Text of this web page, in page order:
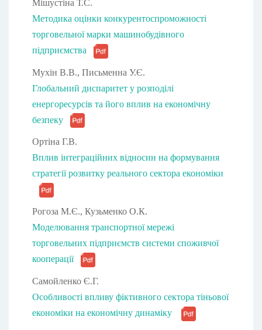
Мішустіна Т.С.
Методика оцінки конкурентоспроможності
торговельної марки машинобудівного
підприємства
Мухін В.В., Письменна У.Є.
Глобальний диспаритет у розподілі
енергоресурсів та його вплив на економічну
безпеку
Ортіна Г.В.
Вплив інтеграційних відносин на формування
стратегії розвитку реального сектора економіки
Рогоза М.Є., Кузьменко О.К.
Моделювання транспортної мережі
торговельних підприємств системи споживчої
кооперації
Самойленко Є.Г.
Особливості впливу фіктивного сектора тіньової
економіки на економічну динаміку